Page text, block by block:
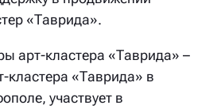
«Таврида».
арт-кластера «Таврида» –
кластера «Таврида» в
участвует в